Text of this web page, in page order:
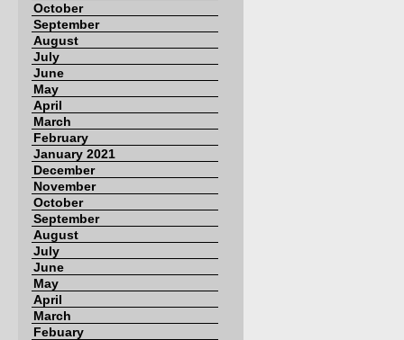
October
September
August
July
June
May
April
March
February
January 2021
December
November
October
September
August
July
June
May
April
March
Febuary